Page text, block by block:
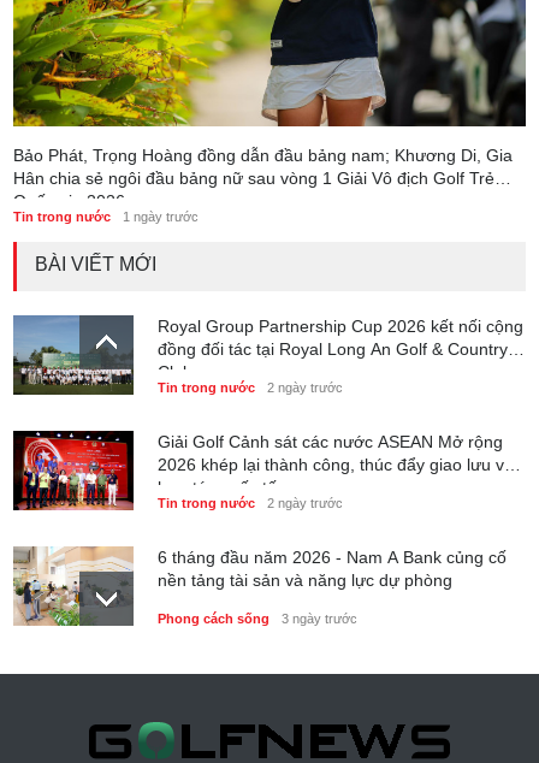
Bảo Phát, Trọng Hoàng đồng dẫn đầu bảng nam; Khương Di, Gia
Hân chia sẻ ngôi đầu bảng nữ sau vòng 1 Giải Vô địch Golf Trẻ
Quốc gia 2026
Tin trong nước 1 ngày trước
BÀI VIẾT MỚI
Royal Group Partnership Cup 2026 kết nối cộng
đồng đối tác tại Royal Long An Golf & Country
Club
Tin trong nước 2 ngày trước
Giải Golf Cảnh sát các nước ASEAN Mở rộng
2026 khép lại thành công, thúc đẩy giao lưu và
hợp tác quốc tế
Tin trong nước 2 ngày trước
6 tháng đầu năm 2026 - Nam A Bank củng cố
nền tảng tài sản và năng lực dự phòng
Phong cách sống 3 ngày trước
Thành lập Trung tâm Giải mã lượng tử Quang
Phong cách sống 3 ngày trước